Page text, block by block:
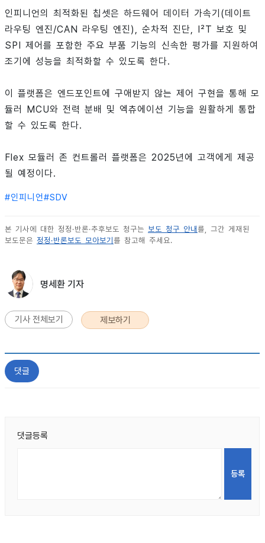
인피니언의 최적화된 칩셋은 하드웨어 데이터 가속기(데이트
라우팅 엔진/CAN 라우팅 엔진), 순차적 진단, I²T 보호 및
SPI 제어를 포함한 주요 부품 기능의 신속한 평가를 지원하여
조기에 성능을 최적화할 수 있도록 한다.
이 플랫폼은 엔드포인트에 구애받지 않는 제어 구현을 통해 모
듈러 MCU와 전력 분배 및 엑츄에이션 기능을 원활하게 통합
할 수 있도록 한다.
Flex 모듈러 존 컨트롤러 플랫폼은 2025년에 고객에게 제공
될 예정이다.
#인피니언#SDV
본 기사에 대한 정정·반론·추후보도 청구는 보도 청구 안내 를, 그간 게재된
보도문은 정정·반론보도 모아보기 를 참고해 주세요.
명세환 기자
기사 전체보기 제보하기
댓글
댓글등록